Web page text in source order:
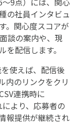
の社員インタビュ
。関心度スコアが
談の案内や、現
配信します。
使えば、配信後
内のリンクをクリ
連携時に
より、応募者の
報提供が継続され